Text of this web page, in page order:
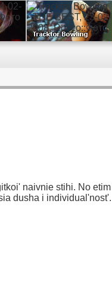
naivnie stihi. No
dusha i individual'nost'.